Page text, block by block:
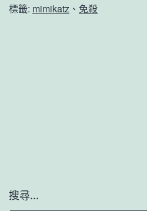
標籤: mimikatz 、 免殺
搜尋...